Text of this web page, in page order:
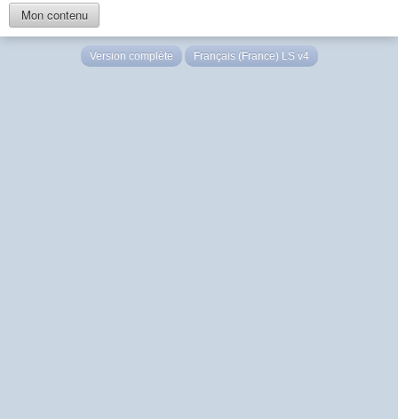
Mon contenu
Version complète Français (France) LS v4